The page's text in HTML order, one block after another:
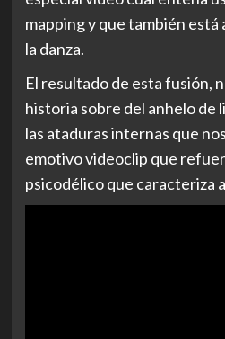
mapping y que también está
la danza.
El resultado de esta fusión,
historia sobre del anhelo de
las ataduras internas que
emotivo videoclip que
psicodélico que caracteriza